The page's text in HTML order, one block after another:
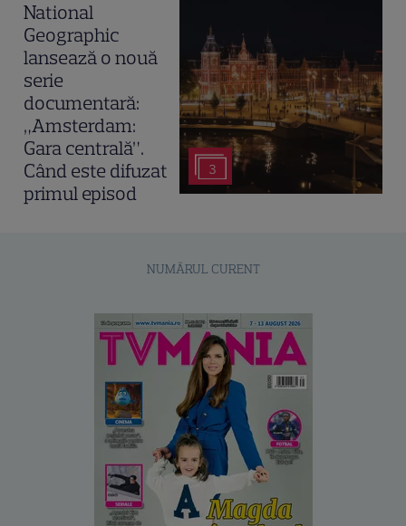
3
National
Geographic
lansează o nouă
serie
documentară:
„Amsterdam:
Gara centrală”.
Când este difuzat
primul episod
NUMĂRUL CURENT